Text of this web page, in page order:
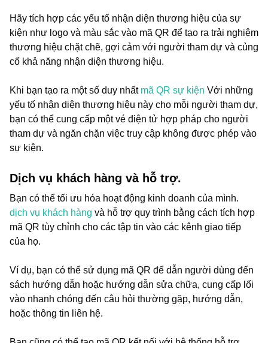
Hãy tích hợp các yếu tố nhận diện thương hiệu của sự
kiện như logo và màu sắc vào mã QR để tạo ra trải nghiệm
thương hiệu chặt chẽ, gợi cảm với người tham dự và củng
cố khả năng nhận diện thương hiệu.
Khi bạn tạo ra một số duy nhất mã QR sự kiện Với những
yếu tố nhận diện thương hiệu này cho mỗi người tham dự,
bạn có thể cung cấp một vé điện tử hợp pháp cho người
tham dự và ngăn chặn việc truy cập không được phép vào
sự kiện.
Dịch vụ khách hàng và hỗ trợ.
Bạn có thể tối ưu hóa hoạt động kinh doanh của mình.
dịch vụ khách hàng và hỗ trợ quy trình bằng cách tích hợp
mã QR tùy chỉnh cho các tập tin vào các kênh giao tiếp
của họ.
Ví dụ, bạn có thể sử dụng mã QR để dẫn người dùng đến
sách hướng dẫn hoặc hướng dẫn sửa chữa, cung cấp lối
vào nhanh chóng đến câu hỏi thường gặp, hướng dẫn,
hoặc thông tin liên hệ.